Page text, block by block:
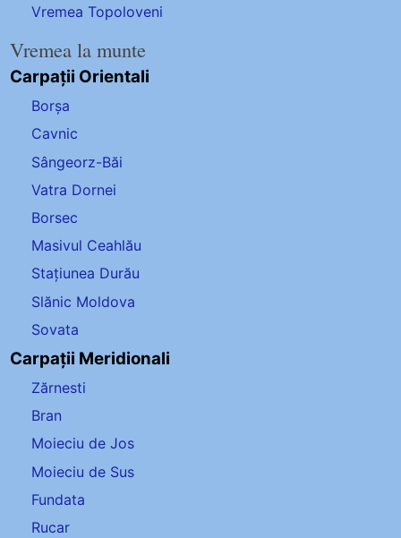
Vremea Topoloveni
Vremea la munte
Carpații Orientali
Borșa
Cavnic
Sângeorz-Băi
Vatra Dornei
Borsec
Masivul Ceahlău
Stațiunea Durău
Slănic Moldova
Sovata
Carpații Meridionali
Zărnesti
Bran
Moieciu de Jos
Moieciu de Sus
Fundata
Rucar